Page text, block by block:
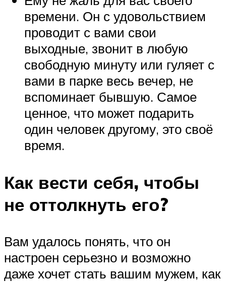
времени. Он с удовольствием
проводит с вами свои
выходные, звонит в любую
свободную минуту или гуляет с
вами в парке весь вечер, не
вспоминает бывшую. Самое
ценное, что может подарить
один человек другому, это своё
время.
Как вести себя, чтобы
не оттолкнуть его?
Вам удалось понять, что он
настроен серьезно и возможно
даже хочет стать вашим мужем, как